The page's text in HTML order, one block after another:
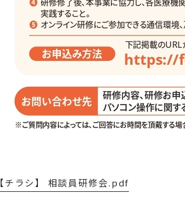
【チラシ】 相談員研修会.pdf